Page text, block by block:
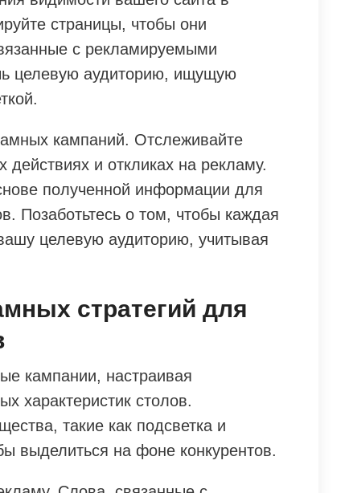
страницы, чтобы они
с рекламируемыми
целевую аудиторию, ищущую
кампаний. Отслеживайте
действиях и откликах на рекламу.
полученной информации для
Позаботьтесь о том, чтобы каждая
целевую аудиторию, учитывая
стратегий для
кампании, настраивая
характеристик столов.
такие как подсветка и
выделиться на фоне конкурентов.